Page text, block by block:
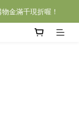
金滿千現折喔！